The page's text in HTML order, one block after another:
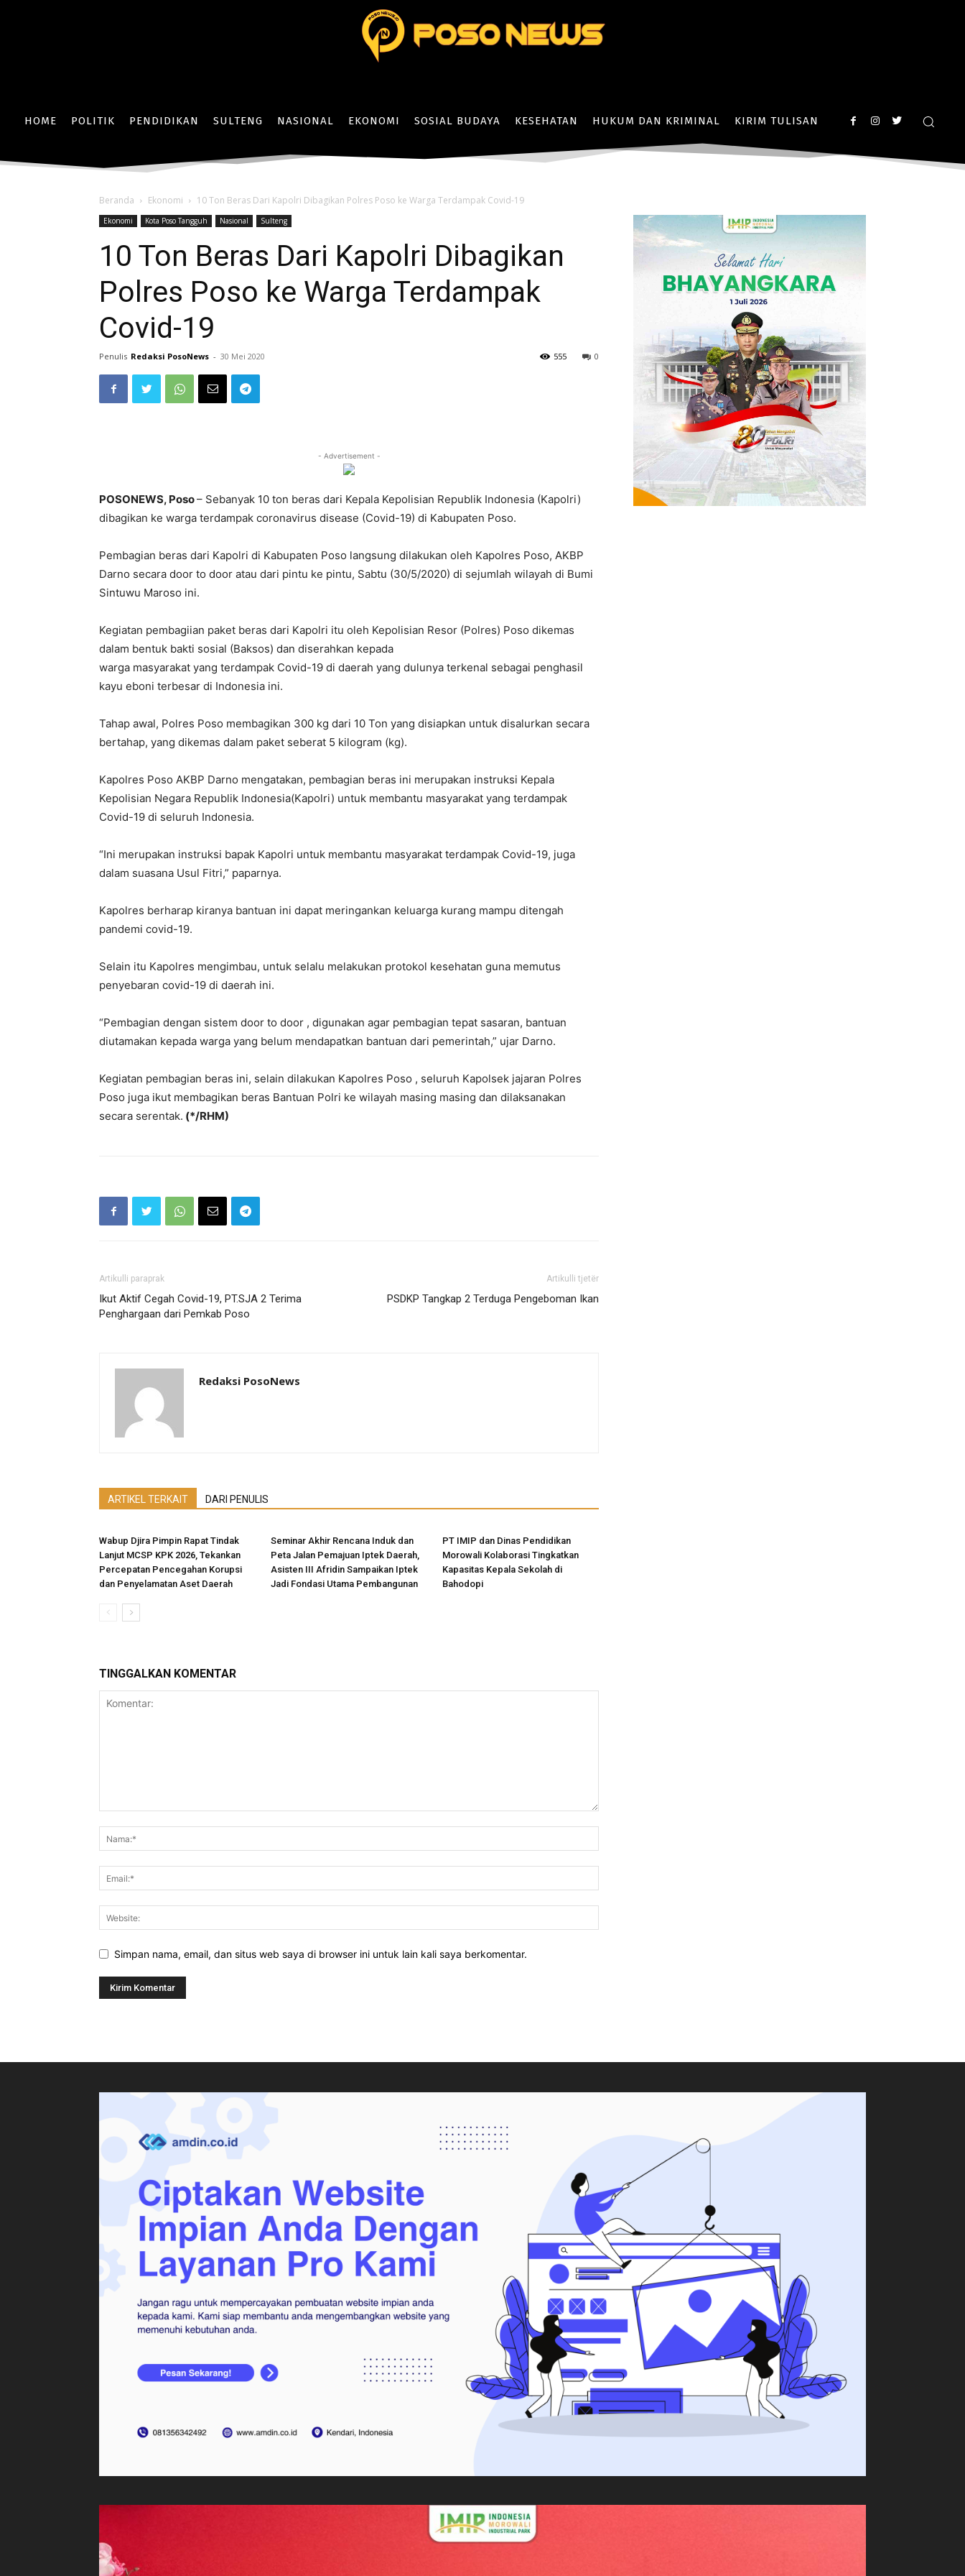
HOME POLITIK PENDIDIKAN SULTENG NASIONAL EKONOMI SOSIAL BUDAYA KESEHATAN HUKUM DAN KRIMINAL KIRIM TULISAN
Beranda Ekonomi 10 Ton Beras Dari Kapolri Dibagikan Polres Poso ke Warga Terdampak Covid-19
Ekonomi Kota Poso Tangguh Nasional Sulteng
10 Ton Beras Dari Kapolri Dibagikan
Polres Poso ke Warga Terdampak
Covid-19
Penulis Redaksi PosoNews - 30 Mei 2020 0
555
- Advertisement -
POSONEWS, Poso– Sebanyak 10 ton beras dari Kepala Kepolisian Republik Indonesia (Kapolri)
dibagikan ke warga terdampak coronavirus disease (Covid-19) di Kabupaten Poso.
Pembagian beras dari Kapolri di Kabupaten Poso langsung dilakukan oleh Kapolres Poso, AKBP
Darno secara door to door atau dari pintu ke pintu, Sabtu (30/5/2020) di sejumlah wilayah di Bumi
Sintuwu Maroso ini.
Kegiatan pembagiian paket beras dari Kapolri itu oleh Kepolisian Resor (Polres) Poso dikemas
dalam bentuk bakti sosial (Baksos) dan diserahkan kepada
warga masyarakat yang terdampak Covid-19 di daerah yang dulunya terkenal sebagai penghasil
kayu eboni terbesar di Indonesia ini.
Tahap awal, Polres Poso membagikan 300 kg dari 10 Ton yang disiapkan untuk disalurkan secara
bertahap, yang dikemas dalam paket seberat 5 kilogram (kg).
Kapolres Poso AKBP Darno mengatakan, pembagian beras ini merupakan instruksi Kepala
Kepolisian Negara Republik Indonesia(Kapolri) untuk membantu masyarakat yang terdampak
Covid-19 di seluruh Indonesia.
“Ini merupakan instruksi bapak Kapolri untuk membantu masyarakat terdampak Covid-19, juga
dalam suasana Usul Fitri,” paparnya.
Kapolres berharap kiranya bantuan ini dapat meringankan keluarga kurang mampu ditengah
pandemi covid-19.
Selain itu Kapolres mengimbau, untuk selalu melakukan protokol kesehatan guna memutus
penyebaran covid-19 di daerah ini.
“Pembagian dengan sistem door to door , digunakan agar pembagian tepat sasaran, bantuan
diutamakan kepada warga yang belum mendapatkan bantuan dari pemerintah,” ujar Darno.
Kegiatan pembagian beras ini, selain dilakukan Kapolres Poso , seluruh Kapolsek jajaran Polres
Poso juga ikut membagikan beras Bantuan Polri ke wilayah masing masing dan dilaksanakan
secara serentak. (*/RHM)
Artikulli paraprak
Ikut Aktif Cegah Covid-19, PT.SJA 2 Terima
Penghargaan dari Pemkab Poso
Artikulli tjetër
PSDKP Tangkap 2 Terduga Pengeboman Ikan
Redaksi PosoNews
ARTIKEL TERKAIT DARI PENULIS
Wabup Djira Pimpin Rapat Tindak
Lanjut MCSP KPK 2026, Tekankan
Percepatan Pencegahan Korupsi
dan Penyelamatan Aset Daerah
Seminar Akhir Rencana Induk dan
Peta Jalan Pemajuan Iptek Daerah,
Asisten III Afridin Sampaikan Iptek
Jadi Fondasi Utama Pembangunan
PT IMIP dan Dinas Pendidikan
Morowali Kolaborasi Tingkatkan
Kapasitas Kepala Sekolah di
Bahodopi
TINGGALKAN KOMENTAR
Simpan nama, email, dan situs web saya di browser ini untuk lain kali saya berkomentar.